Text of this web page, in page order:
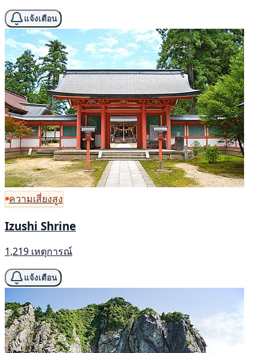
แจ้งเตือน
ความเสี่ยงสูง
Izushi Shrine
1,219 เหตุการณ์
แจ้งเตือน